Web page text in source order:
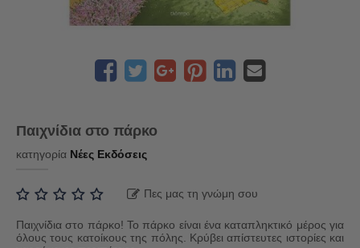
Παιχνίδια στο πάρκο
κατηγορία Νέες Εκδόσεις
Πες μας τη γνώμη σου
Παιχνίδια στο πάρκο! Το πάρκο είναι ένα καταπληκτικό μέρος για
όλους τους κατοίκους της πόλης. Κρύβει απίστευτες ιστορίες και